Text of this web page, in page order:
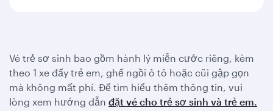
Vé trẻ sơ sinh bao gồm hành lý miễn cước riêng, kèm
theo 1 xe đẩy trẻ em, ghế ngồi ô tô hoặc cũi gập gọn
mà không mất phí. Để tìm hiểu thêm thông tin, vui
lòng xem hướng dẫn đặt vé cho trẻ sơ sinh và trẻ em.